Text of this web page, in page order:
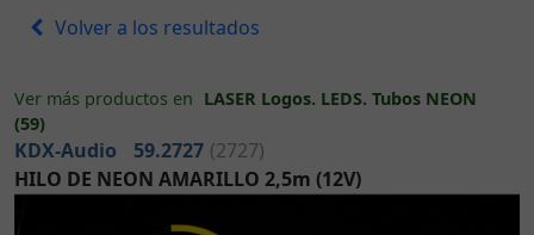
Volver a los resultados
Ver más productos en LASER Logos. LEDS. Tubos NEON
(59)
KDX-Audio 59.2727 (2727)
HILO DE NEON AMARILLO 2,5m (12V)